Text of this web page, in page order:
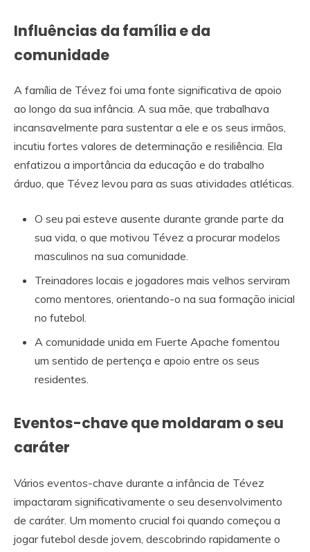
Influências da família e da
comunidade
A família de Tévez foi uma fonte significativa de apoio
ao longo da sua infância. A sua mãe, que trabalhava
incansavelmente para sustentar a ele e os seus irmãos,
incutiu fortes valores de determinação e resiliência. Ela
enfatizou a importância da educação e do trabalho
árduo, que Tévez levou para as suas atividades atléticas.
O seu pai esteve ausente durante grande parte da
sua vida, o que motivou Tévez a procurar modelos
masculinos na sua comunidade.
Treinadores locais e jogadores mais velhos serviram
como mentores, orientando-o na sua formação inicial
no futebol.
A comunidade unida em Fuerte Apache fomentou
um sentido de pertença e apoio entre os seus
residentes.
Eventos-chave que moldaram o seu
caráter
Vários eventos-chave durante a infância de Tévez
impactaram significativamente o seu desenvolvimento
de caráter. Um momento crucial foi quando começou a
jogar futebol desde jovem, descobrindo rapidamente o